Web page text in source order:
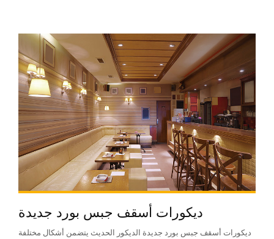
ديكورات أسقف جبس بورد جديدة
ديكورات أسقف جبس بورد جديدة الديكور الحديث يتضمن أشكال مختلفة